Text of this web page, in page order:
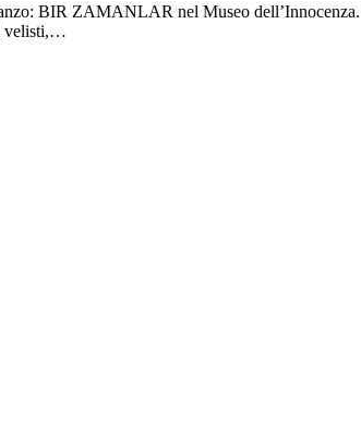
BIR ZAMANLAR nel Museo
velisti,…